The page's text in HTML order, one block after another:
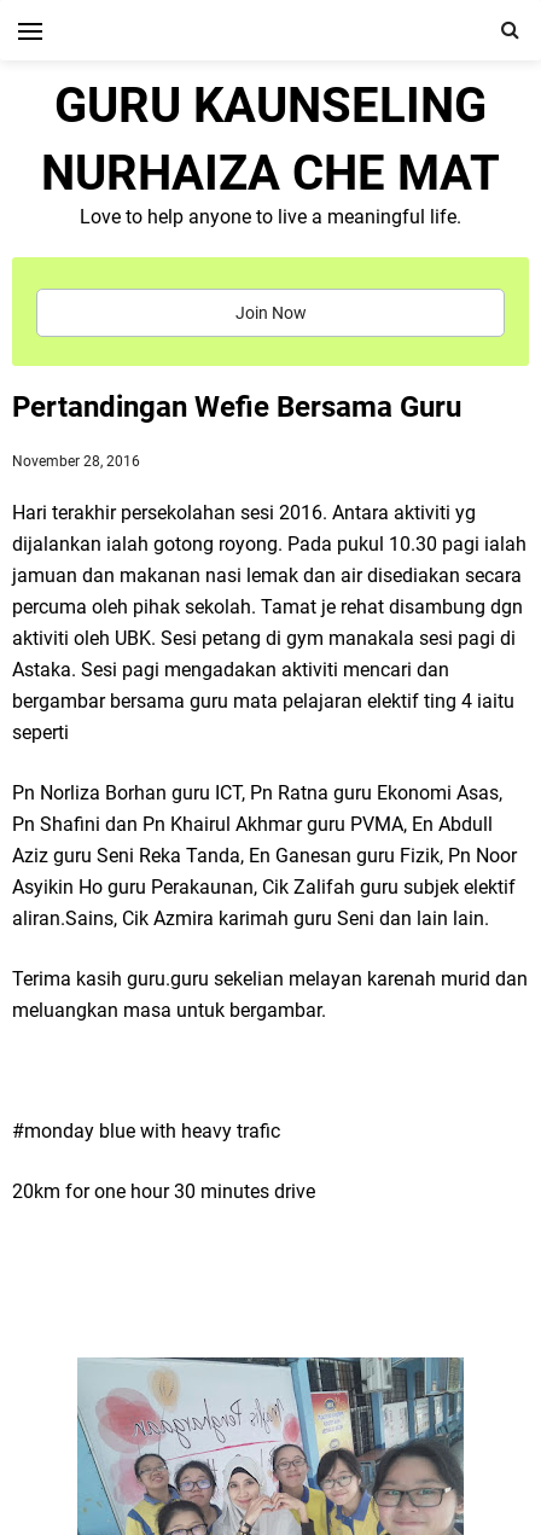
GURU KAUNSELING
NURHAIZA CHE MAT
Love to help anyone to live a meaningful life.
Join Now
Pertandingan Wefie Bersama Guru
November 28, 2016
Hari terakhir persekolahan sesi 2016. Antara aktiviti yg
dijalankan ialah gotong royong. Pada pukul 10.30 pagi ialah
jamuan dan makanan nasi lemak dan air disediakan secara
percuma oleh pihak sekolah. Tamat je rehat disambung dgn
aktiviti oleh UBK. Sesi petang di gym manakala sesi pagi di
Astaka. Sesi pagi mengadakan aktiviti mencari dan
bergambar bersama guru mata pelajaran elektif ting 4 iaitu
seperti
Pn Norliza Borhan guru ICT, Pn Ratna guru Ekonomi Asas,
Pn Shafini dan Pn Khairul Akhmar guru PVMA, En Abdull
Aziz guru Seni Reka Tanda, En Ganesan guru Fizik, Pn Noor
Asyikin Ho guru Perakaunan, Cik Zalifah guru subjek elektif
aliran.Sains, Cik Azmira karimah guru Seni dan lain lain.
Terima kasih guru.guru sekelian melayan karenah murid dan
meluangkan masa untuk bergambar.
#monday blue with heavy trafic
20km for one hour 30 minutes drive